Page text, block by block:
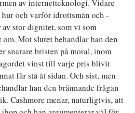
av internetteknologi. Vidare
och varför idrottsmän och -
stor dignitet, som vi som
Mot slutet behandlar han den
snarare bristen på moral, inom
vinst till varje pris blivit
får stå åt sidan. Och sist, men
han den brännande frågan
Cashmore menar, naturligtvis, att